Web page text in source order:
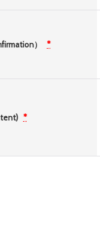
） *
*